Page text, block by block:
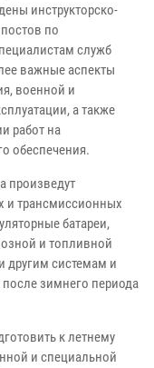
инструкторско-
по
служб
важные аспекты
военной и
а также
работ на
обеспечения.
произведут
и трансмиссионных
батареи,
и топливной
другим системам и
зимнего периода
к летнему
и специальной